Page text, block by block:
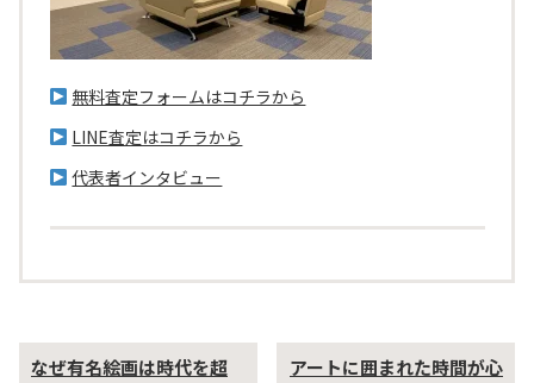
無料査定フォームはコチラから
LINE査定はコチラから
代表者インタビュー
過
なぜ有名絵画は時代を超
次
アートに囲まれた時間が心